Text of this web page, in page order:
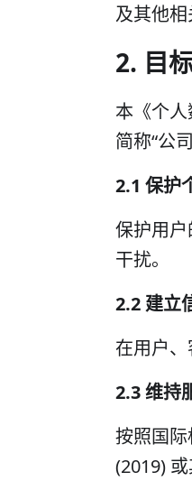
及其他相
2. 目
本《个
简称“公
2.1 保护
保护用
干扰。
2.2 建立
在用户
2.3 维持
按照国
(2019) 或